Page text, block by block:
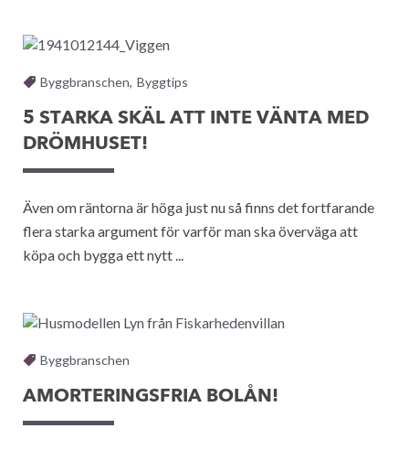
Byggbranschen, Byggtips
5 STARKA SKÄL ATT INTE VÄNTA MED
DRÖMHUSET!
Även om räntorna är höga just nu så finns det fortfarande
flera starka argument för varför man ska överväga att
köpa och bygga ett nytt ...
Byggbranschen
AMORTERINGSFRIA BOLÅN!